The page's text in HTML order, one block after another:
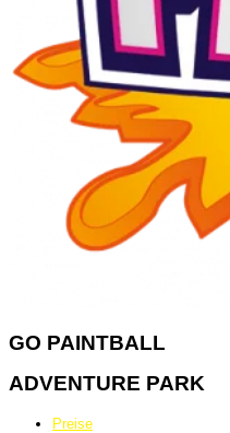
GO PAINTBALL
ADVENTURE PARK
Preise